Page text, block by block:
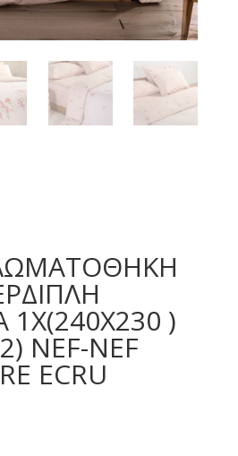
1X(240Χ230 )
NEF-NEF
ECRU